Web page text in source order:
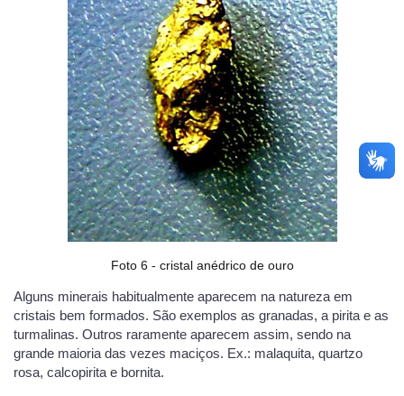
Foto 6 - cristal anédrico de ouro
Alguns minerais habitualmente aparecem na natureza em
cristais bem formados. São exemplos as granadas, a pirita e as
turmalinas. Outros raramente aparecem assim, sendo na
grande maioria das vezes maciços. Ex.: malaquita, quartzo
rosa, calcopirita e bornita.